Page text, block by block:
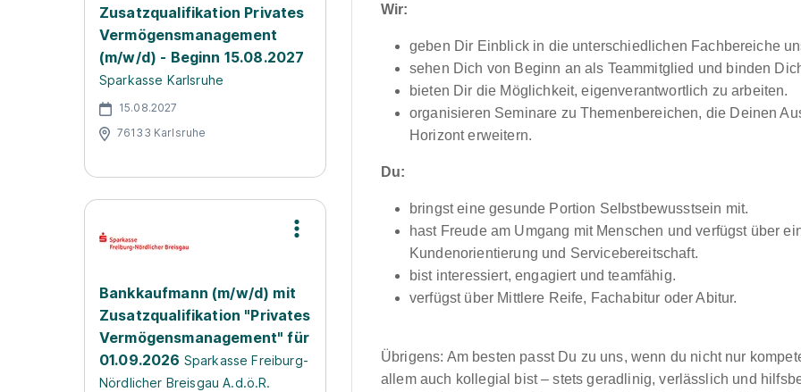
Zusatzqualifikation Privates
Vermögensmanagement
(m/w/d) - Beginn 15.08.2027
Sparkasse Karlsruhe
15.08.2027
76133 Karlsruhe
Bankkaufmann (m/w/d) mit
Zusatzqualifikation "Privates
Vermögensmanagement" für
01.09.2026 Sparkasse Freiburg-
Nördlicher Breisgau A.d.ö.R.
Wir:
geben Dir Einblick in die unterschiedlichen Fachbereiche
sehen Dich von Beginn an als Teammitglied und binden
bieten Dir die Möglichkeit, eigenverantwortlich zu arbeiten.
organisieren Seminare zu Themenbereichen, die Deinen
Horizont erweitern.
Du:
bringst eine gesunde Portion Selbstbewusstsein mit.
hast Freude am Umgang mit Menschen und verfügst über
Kundenorientierung und Servicebereitschaft.
bist interessiert, engagiert und teamfähig.
verfügst über Mittlere Reife, Fachabitur oder Abitur.
Übrigens: Am besten passt Du zu uns, wenn du nicht nur
allem auch kollegial bist – stets geradlinig, verlässlich und